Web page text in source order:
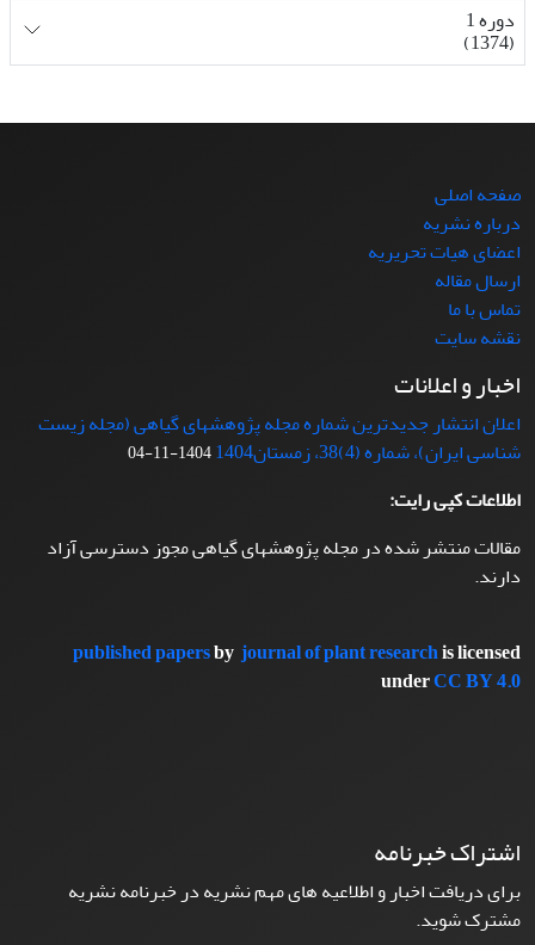
دوره 1
(1374)
صفحه اصلی
درباره نشریه
اعضای هیات تحریریه
ارسال مقاله
تماس با ما
نقشه سایت
اخبار و اعلانات
اعلان انتشار جدیدترین شماره مجله پژوهشهای گیاهی (مجله زیست
شناسی ایران)، شماره (4)38، زمستان1404
1404-11-04
اطلاعات کپی رایت:
مقالات منتشر شده در مجله پژوهشهای گیاهی مجوز دسترسی آزاد
دارند.
published papersbyjournal of plant researchis licensed
underCC BY 4.0
اشتراک خبرنامه
برای دریافت اخبار و اطلاعیه های مهم نشریه در خبرنامه نشریه
مشترک شوید.